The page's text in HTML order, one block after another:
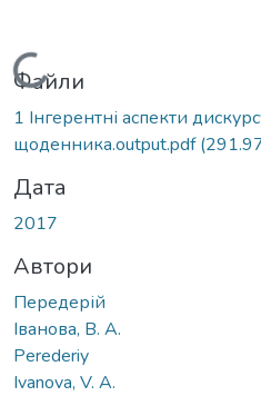
Вантажиться...
Файли
1 Інгерентні аспекти
щоденника.output.pdf
Дата
2017
Автори
Передерій
Іванова, В. А.
Рerederiy
Ivanova, V. A.